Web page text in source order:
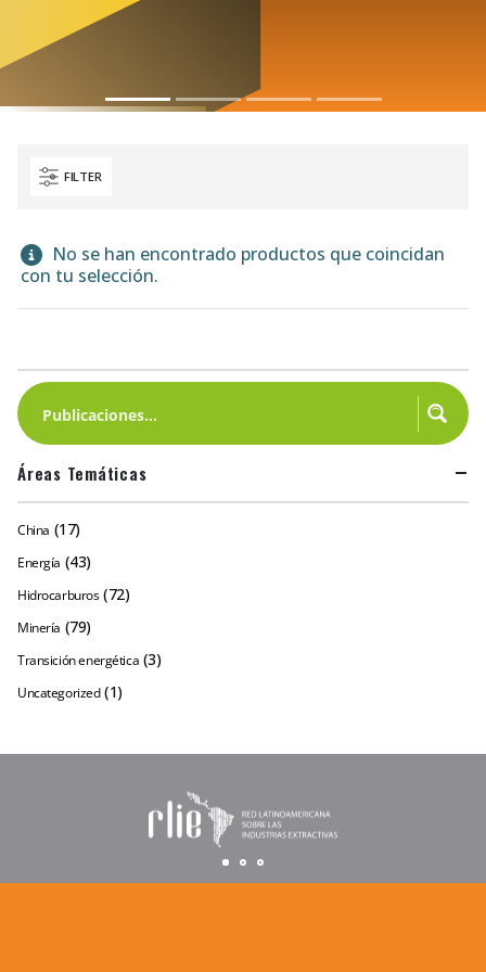
FILTER
No se han encontrado productos que coincidan
con tu selección.
Áreas Temáticas
China (17)
Energía (43)
Hidrocarburos (72)
Minería (79)
Transición energética (3)
Uncategorized (1)